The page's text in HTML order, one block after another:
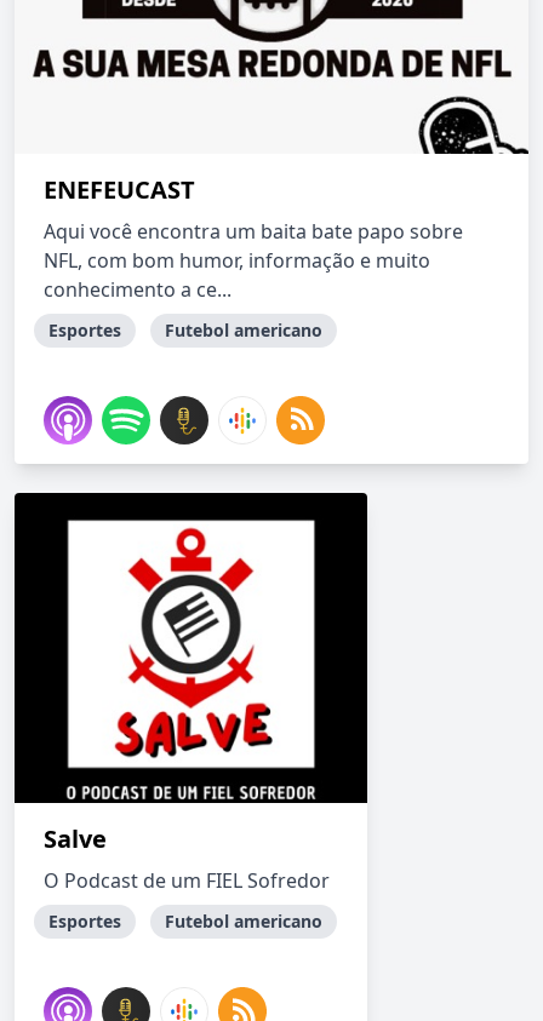
ENEFEUCAST
Aqui você encontra um baita bate papo sobre
NFL, com bom humor, informação e muito
conhecimento a ce...
Esportes Futebol americano
Salve
O Podcast de um FIEL Sofredor
Esportes Futebol americano